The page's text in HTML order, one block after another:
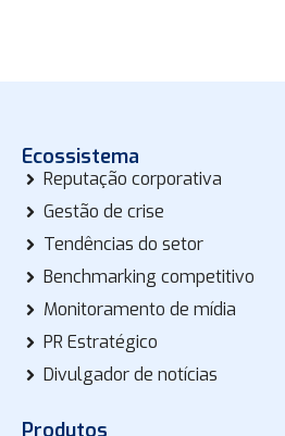
Ecossistema
Reputação corporativa
Gestão de crise
Tendências do setor
Benchmarking competitivo
Monitoramento de mídia
PR Estratégico
Divulgador de notícias
Produtos